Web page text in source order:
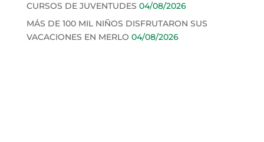
CURSOS DE JUVENTUDES 04/08/2026
MÁS DE 100 MIL NIÑOS DISFRUTARON SUS
VACACIONES EN MERLO 04/08/2026